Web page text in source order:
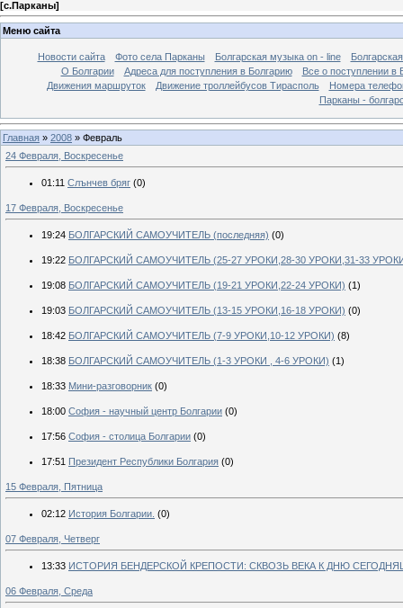
[с.Парканы]
Меню сайта
Новости сайта Фото села Парканы Болгарская музыка on - line
О Болгарии
Адреса для поступления в Болгарию
Все о поступлении в
Движения маршруток
Движение троллейбусов Тирасполь
Номера
Парканы -
Главная » 2008 » Февраль
24 Февраля, Воскресенье
01:11 Слънчев бряг (0)
17 Февраля, Воскресенье
19:24 БОЛГАРСКИЙ САМОУЧИТЕЛЬ (последняя) (0)
19:22 БОЛГАРСКИЙ САМОУЧИТЕЛЬ (25-27 УРОКИ,28-30 УРОКИ,31-33
19:08 БОЛГАРСКИЙ САМОУЧИТЕЛЬ (19-21 УРОКИ,22-24 УРОКИ) (1)
19:03 БОЛГАРСКИЙ САМОУЧИТЕЛЬ (13-15 УРОКИ,16-18 УРОКИ) (0)
18:42 БОЛГАРСКИЙ САМОУЧИТЕЛЬ (7-9 УРОКИ,10-12 УРОКИ) (8)
18:38 БОЛГАРСКИЙ САМОУЧИТЕЛЬ (1-3 УРОКИ , 4-6 УРОКИ) (1)
18:33 Мини-разговорник (0)
18:00 София - научный центр Болгарии (0)
17:56 София - столица Болгарии (0)
17:51 Президент Республики Болгария (0)
15 Февраля, Пятница
02:12 История Болгарии. (0)
07 Февраля, Четверг
13:33 ИСТОРИЯ БЕНДЕРСКОЙ КРЕПОСТИ: СКВОЗЬ ВЕКА К ДНЮ
06 Февраля, Среда